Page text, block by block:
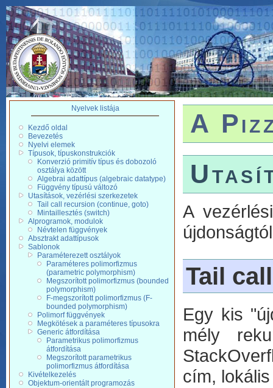
Nyelvek listája
Kezdő oldal
Bevezetés
Nyelvi elemek
Típusok, típuskonstrukciók
Konverzió primitív típus és dobozoló
osztálya között
Algebrai adattípus (algebraic datatype)
Függvény típusú változó
Utasítások, vezérlési szerkezetek
Tail call recursion (continue, goto)
Mintaillesztés (switch)
Alprogramok, modulok
Névtelen függvények
Absztrakt adattípusok
Sablonok
Paraméterezett osztályok
Paraméteres polimorfizmus
(parametric polymorphism)
Megszorított polimorfizmus (bounded
polymorphism)
F-megszorított polimorfizmus (F-
bounded polymorphism)
Polimorf függvények
Megkötések a paraméteres típusokra
Generic átfordítása
Parametrikus polimorfizmus
átfordítása
Megszorított parametrikus
polimorfizmus átfordítása
Kivételkezelés
Objektum-orientált programozás
A
A
Tail
Egy kis
mély
cím,